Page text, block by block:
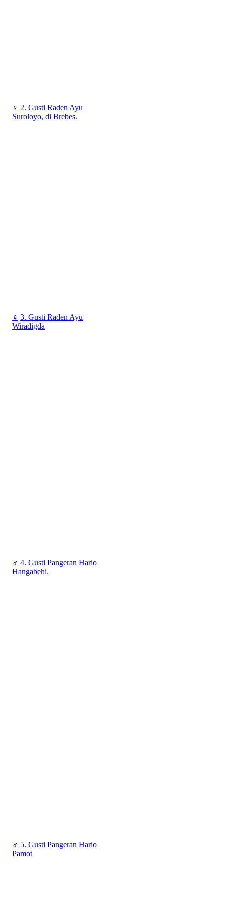
♀ 2. Gusti Raden Ayu
Suroloyo, di Brebes.
♀ 3. Gusti Raden Ayu
Wiradigda
♂ 4. Gusti Pangeran Hario
Hangabehi.
♂ 5. Gusti Pangeran Hario
Pamot